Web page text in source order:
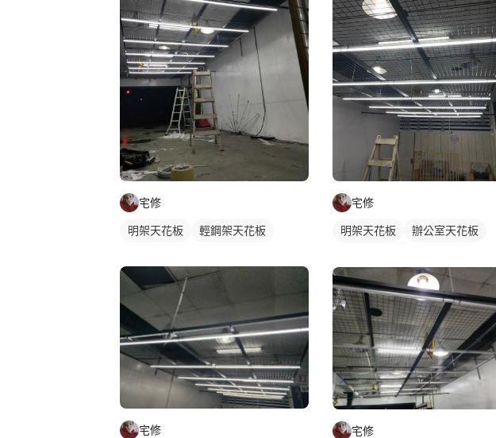
宅修
明架天花板 輕鋼架天花板
宅修
宅修
明架天花板
辦公室天花板
宅修